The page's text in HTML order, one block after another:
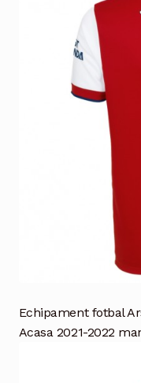
Echipament fotbal
Acasa 2021-2022